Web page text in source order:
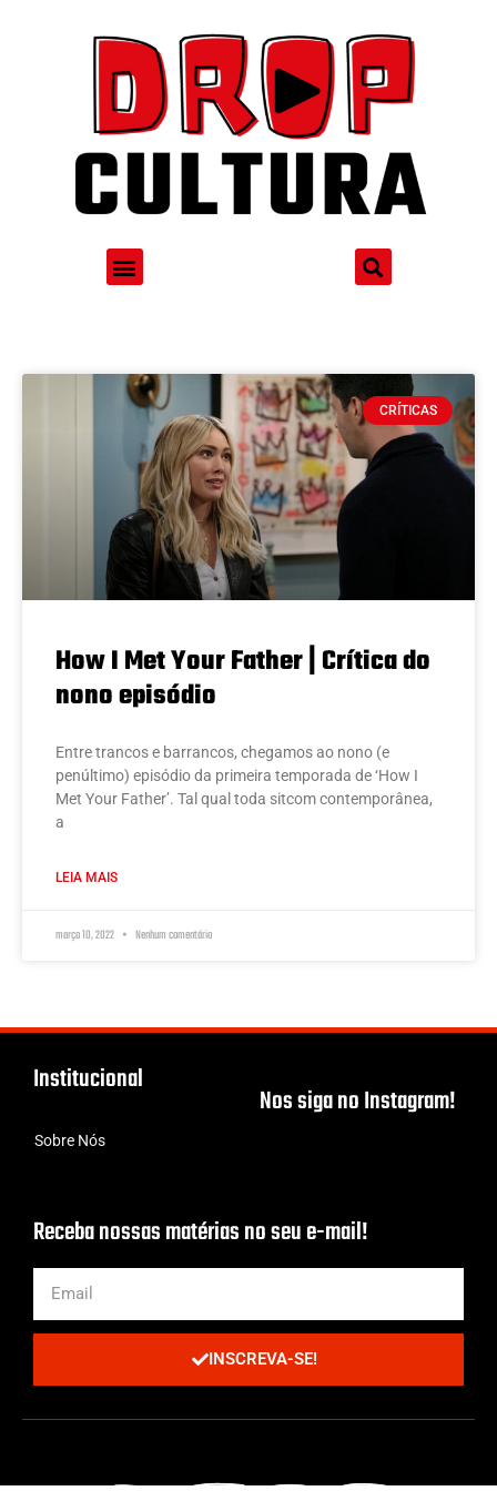
CRÍTICAS
How I Met Your Father | Crítica do
nono episódio
Entre trancos e barrancos, chegamos ao nono (e
penúltimo) episódio da primeira temporada de ‘How I
Met Your Father’. Tal qual toda sitcom contemporânea,
a
LEIA MAIS
março 10, 2022 Nenhum comentário
Institucional
Sobre Nós
Nos siga no Instagram!
Receba nossas matérias no seu e-mail!
INSCREVA-SE!